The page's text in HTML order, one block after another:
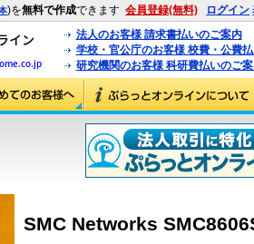
)を無料で作成できます 会員登録(無料) ログイン
法人のお客様 請求書払いのご案内
学校・官公庁のお客様 校費・公費
研究機関のお客様 科研費払いのご
SMC Networks